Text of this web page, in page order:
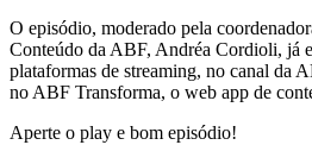
O episódio, moderado pela
Conteúdo da ABF, Andréa Cordioli, já
plataformas de streaming, no canal da
no ABF Transforma, o web app de
Aperte o play e bom episódio!